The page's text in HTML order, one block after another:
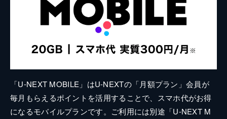
「U-NEXT MOBILE」はU-NEXTの「月額プラン」会員が
毎月もらえるポイントを活用することで、スマホ代がお得
になるモバイルプランです。ご利用には別途「U-NEXT M